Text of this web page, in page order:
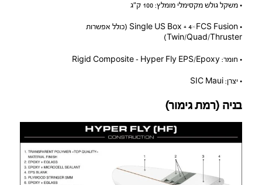
• משקל גולש מקסימלי מומלץ: 100 ק״ג
• Single US Box + 4×FCS Fusion (כולל אפשרות
Twin/Quad/Thruster)
• חומר: Rigid Composite – Hyper Fly EPS/Epoxy
• יצרן: SIC Maui
בניה (רמת גימור)